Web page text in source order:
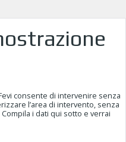
consente di intervenire senza
l’area di intervento, senza
i dati qui sotto e verrai